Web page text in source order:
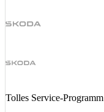
Tolles Service-Programm